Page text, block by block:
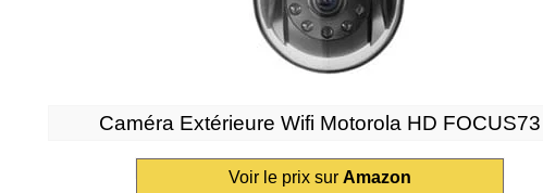
Caméra Extérieure Wifi Motorola HD FOCUS73
Voir le prix sur Amazon